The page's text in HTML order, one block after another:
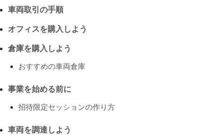
車両取引の手順
オフィスを購入しよう
倉庫を購入しよう
おすすめの車両倉庫
事業を始める前に
招待限定セッションの作り方
車両を調達しよう